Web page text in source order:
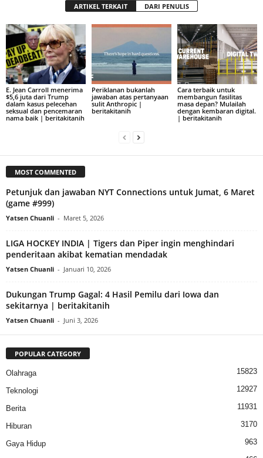
ARTIKEL TERKAIT DARI PENULIS
E. Jean Carroll menerima
$5,6 juta dari Trump
dalam kasus pelecehan
seksual dan pencemaran
nama baik | beritakitanih
Periklanan bukanlah
jawaban atas pertanyaan
sulit Anthropic |
beritakitanih
Cara terbaik untuk
membangun fasilitas
masa depan? Mulailah
dengan kembaran digital.
| beritakitanih
MOST COMMENTED
Petunjuk dan jawaban NYT Connections untuk Jumat, 6 Maret
(game #999)
Yatsen Chuanli - Maret 5, 2026
LIGA HOCKEY INDIA | Tigers dan Piper ingin menghindari
penderitaan akibat kematian mendadak
Yatsen Chuanli - Januari 10, 2026
Dukungan Trump Gagal: 4 Hasil Pemilu dari Iowa dan
sekitarnya | beritakitanih
Yatsen Chuanli - Juni 3, 2026
POPULAR CATEGORY
Olahraga 15823
Teknologi 12927
Berita 11931
Hiburan 3170
Gaya Hidup 963